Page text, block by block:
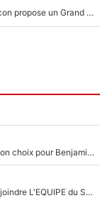
Comme pour le final du Tour de France, Esteban Ocon propose un Grand Prix de Formule 1 à Paris : «Autour de l’Arc de Triomphe, ce serait génial» !
La Liga sur beIN Sports c’est terminé, DAZN a fait son choix pour Benjamin Da Silva et Omar Da Fonseca !
Raymond Domenech a posé ses conditions pour rejoindre L'EQUIPE du Soir : Il refuse de faire l'émission avec un autre chroniqueur !